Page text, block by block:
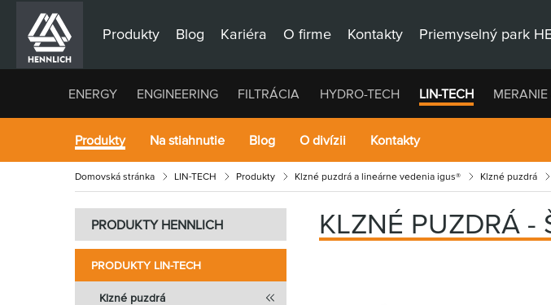
Produkty Blog Kariéra O firme Kontakty Priemyselný park
ENERGY ENGINEERING FILTRÁCIA HYDRO-TECH LIN-TECH
Produkty Na stiahnutie Blog O divízii Kontakty
Domovská stránka LIN-TECH Produkty Klzné puzdrá a lineárne vedenia igus® Klzné puzdrá
PRODUKTY HENNLICH
PRODUKTY LIN-TECH
Klzné puzdrá
KLZNÉ PUZDRÁ -